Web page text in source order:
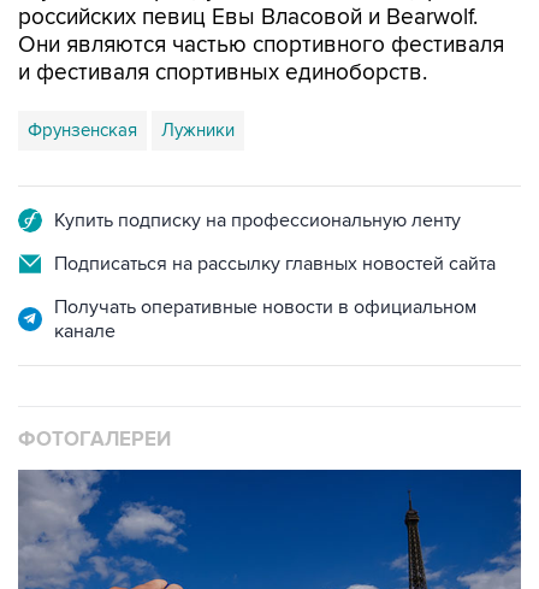
российских певиц Евы Власовой и Bearwolf.
Они являются частью спортивного фестиваля
и фестиваля спортивных единоборств.
Фрунзенская Лужники
Купить подписку на профессиональную ленту
Подписаться на рассылку главных новостей сайта
Получать оперативные новости в официальном
канале
ФОТОГАЛЕРЕИ